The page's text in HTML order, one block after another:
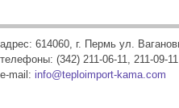
адрес: 614060, г. Пермь ул.
телефоны: (342) 211-06-11, 211-09-11
e-mail: info@teploimport-kama.com